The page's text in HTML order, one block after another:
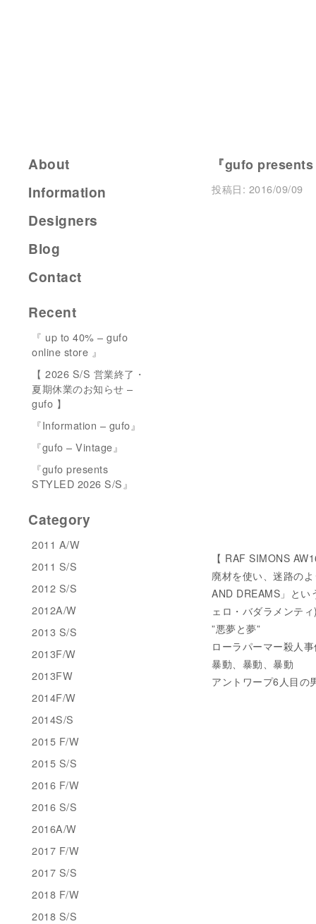
『gufo
投稿日: 2016/09/09
【 RAF SIMONS
廃材を使い、迷路の
AND DREAMS」と
ェロ・バダラメンテ
”悪夢と夢”
ローラパーマー殺人
暴動、暴動、暴動
アントワープ6人目の
About
Information
Designers
Blog
Contact
Recent
『 up to 40% – gufo
online store 』
【 2026 S/S 営業終了・
夏期休業のお知らせ –
gufo 】
『Information – gufo』
『gufo – Vintage』
『gufo presents
STYLED 2026 S/S』
Category
2011 A/W
2011 S/S
2012 S/S
2012A/W
2013 S/S
2013F/W
2013FW
2014F/W
2014S/S
2015 F/W
2015 S/S
2016 F/W
2016 S/S
2016A/W
2017 F/W
2017 S/S
2018 F/W
2018 S/S